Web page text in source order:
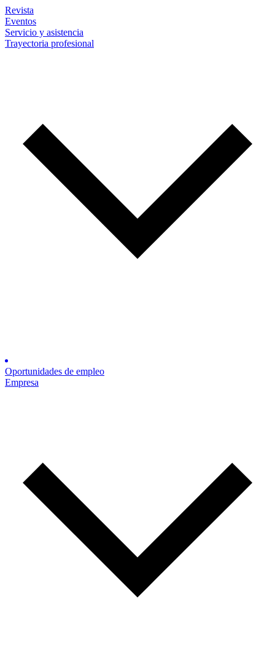
Revista
Eventos
Servicio y asistencia
Trayectoria profesional
Oportunidades de empleo
Empresa